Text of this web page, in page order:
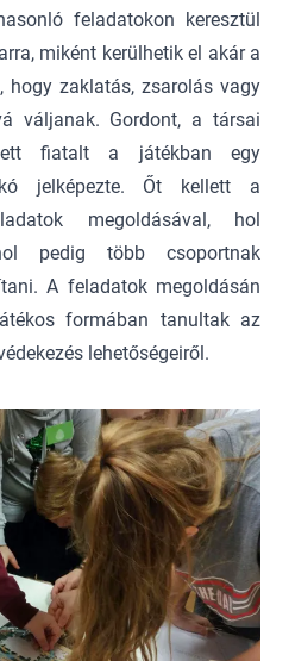
feladatokon keresztül
miként kerülhetik el akár a
hogy zaklatás, zsarolás vagy
váljanak. Gordont, a társai
fiatalt a játékban egy
jelképezte. Őt kellett a
megoldásával, hol
pedig több csoportnak
A feladatok megoldásán
formában tanultak az
lehetőségeiről.